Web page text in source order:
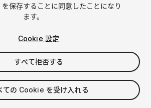
れます
保存することに同意したことになり
ます。
Cookie 設定
すべて拒否する
ての Cookie を受け入れる